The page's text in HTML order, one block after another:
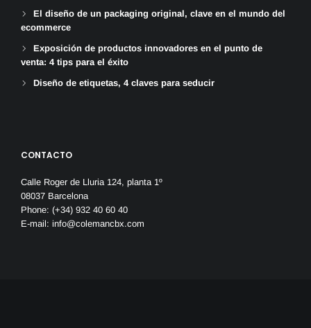
El diseño de un packaging original, clave en el mundo del
ecommerce
Exposición de productos innovadores en el punto de
venta: 4 tips para el éxito
Diseño de etiquetas, 4 claves para seducir
CONTACTO
Calle Roger de Lluria 124, planta 1º
08037 Barcelona
Phone: (+34) 932 40 60 40
E-mail: info@colemancbx.com